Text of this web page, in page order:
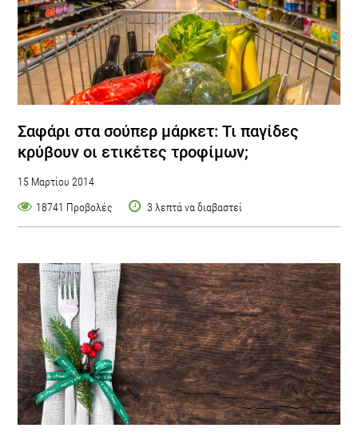
Σαφάρι στα σούπερ μάρκετ: Τι παγίδες
κρύβουν οι ετικέτες τροφίμων;
15 Μαρτίου 2014
18741 Προβολές
3 λεπτά να διαβαστεί